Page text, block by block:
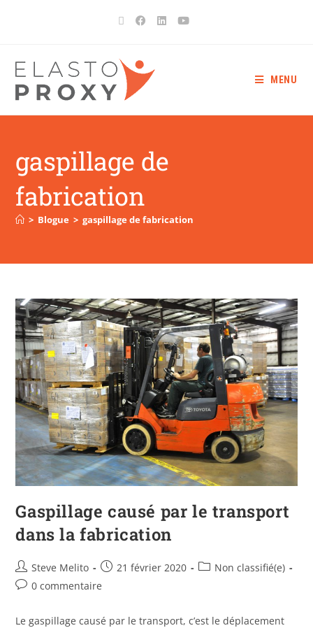
MENU
gaspillage de
fabrication
> Blogue > gaspillage de fabrication
Gaspillage causé par le transport
dans la fabrication
Steve Melito 21 février 2020
Non classifié(e)
0 commentaire
Le gaspillage causé par le transport, c’est le déplacement